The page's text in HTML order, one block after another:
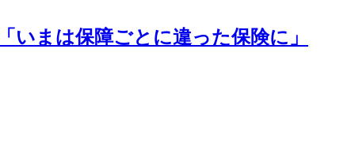
いまは保障ごとに違った保険に」